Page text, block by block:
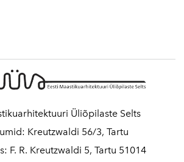
Üliõpilaste Selts
Kreutzwaldi 56/3, Tartu
F. R. Kreutzwaldi 5, Tartu 51014